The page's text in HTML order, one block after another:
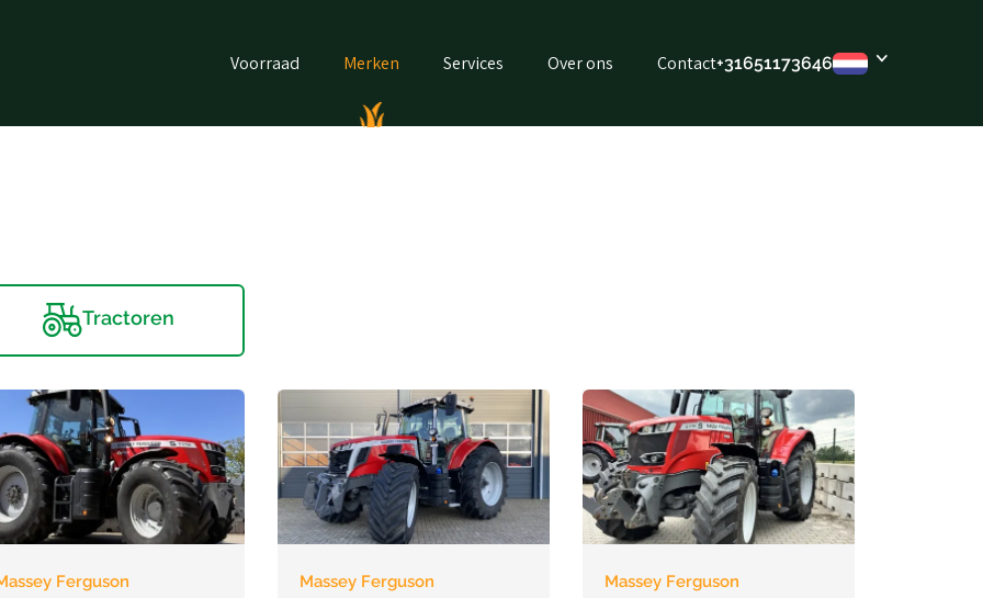
Voorraad Merken Services Over ons Contact+31651173646
Tractoren
Ferguson Massey Ferguson Massey Ferguson